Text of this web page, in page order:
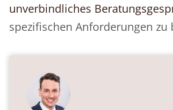
unverbindliches
spezifischen Anforderungen zu